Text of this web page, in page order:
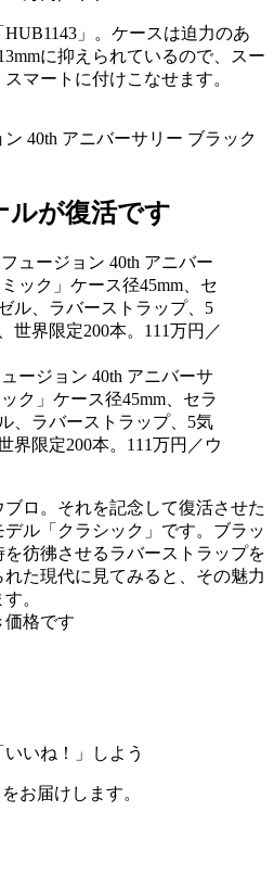
」。ケースは迫力のあ
に抑えられているので、スー
マートに付けこなせます。
40th アニバーサリー ブラック
ルが復活です
ージョン 40th アニバーサ
ク」ケース径45mm、セラ
、ラバーストラップ、5気
界限定200本。111万円／ウ
ブロ。それを記念して復活させた
ル「クラシック」です。ブラッ
彷彿させるラバーストラップを
た現代に見てみると、その魅力
。
格です
いね！」しよう
お届けします。